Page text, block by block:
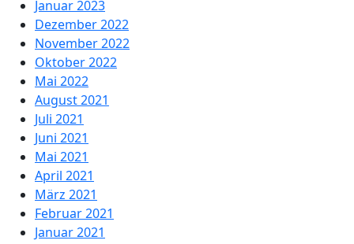
Januar 2023
Dezember 2022
November 2022
Oktober 2022
Mai 2022
August 2021
Juli 2021
Juni 2021
Mai 2021
April 2021
März 2021
Februar 2021
Januar 2021